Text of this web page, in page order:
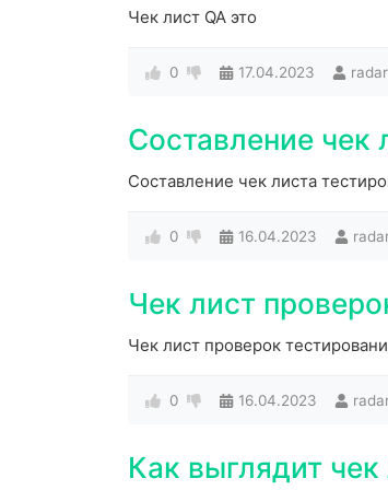
Чек лист QA это
0 17.04.2023
Составление чек
Составление чек листа
0 16.04.2023
Чек лист
Чек лист проверок
0 16.04.2023
Как выглядит чек